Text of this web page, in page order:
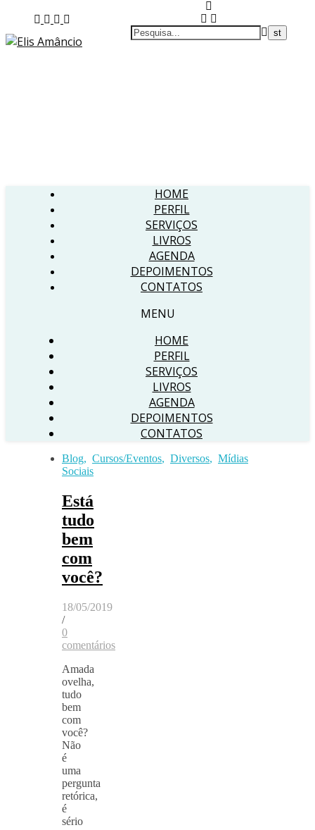
HOME
PERFIL
SERVIÇOS
LIVROS
AGENDA
DEPOIMENTOS
CONTATOS
MENU
HOME
PERFIL
SERVIÇOS
LIVROS
AGENDA
DEPOIMENTOS
CONTATOS
Blog, Cursos/Eventos, Diversos, Mídias
Sociais
Está
tudo
bem
com
você?
18/05/2019
/
0
comentários
Amada
ovelha,
tudo
bem
com
você?
Não
é
uma
pergunta
retórica,
é
sério